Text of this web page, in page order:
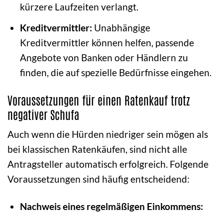
kürzere Laufzeiten verlangt.
Kreditvermittler: Unabhängige
Kreditvermittler können helfen, passende
Angebote von Banken oder Händlern zu
finden, die auf spezielle Bedürfnisse eingehen.
Voraussetzungen für einen Ratenkauf trotz
negativer Schufa
Auch wenn die Hürden niedriger sein mögen als
bei klassischen Ratenkäufen, sind nicht alle
Antragsteller automatisch erfolgreich. Folgende
Voraussetzungen sind häufig entscheidend:
Nachweis eines regelmäßigen Einkommens: